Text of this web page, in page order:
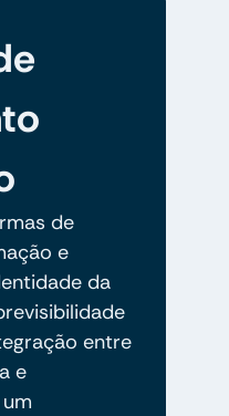
de
e
da
entre
e